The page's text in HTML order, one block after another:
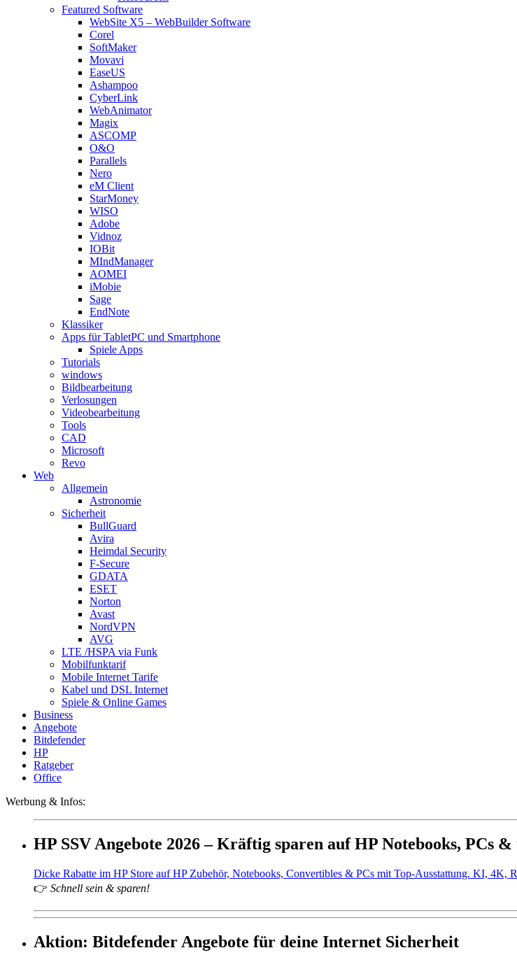
Featured Software
WebSite X5 – WebBuilder Software
Corel
SoftMaker
Movavi
EaseUS
Ashampoo
CyberLink
WebAnimator
Magix
ASCOMP
O&O
Parallels
Nero
eM Client
StarMoney
WISO
Adobe
Vidnoz
IOBit
MIndManager
AOMEI
iMobie
Sage
EndNote
Klassiker
Apps für TabletPC und Smartphone
Spiele Apps
Tutorials
windows
Bildbearbeitung
Verlosungen
Videobearbeitung
Tools
CAD
Microsoft
Revo
Web
Allgemein
Astronomie
Sicherheit
BullGuard
Avira
Heimdal Security
F-Secure
GDATA
ESET
Norton
Avast
NordVPN
AVG
LTE /HSPA via Funk
Mobilfunktarif
Mobile Internet Tarife
Kabel und DSL Internet
Spiele & Online Games
Business
Angebote
Bitdefender
HP
Ratgeber
Office
Werbung & Infos:
HP SSV Angebote 2026 – Kräftig sparen auf HP Notebooks, PCs
Dicke Rabatte im HP Store auf HP Zubehör, Notebooks, Convertibles & PCs mit Top-Ausstattung. KI, 4K,
👉 Schnell sein & sparen!
Aktion: Bitdefender Angebote für deine Internet Sicherheit